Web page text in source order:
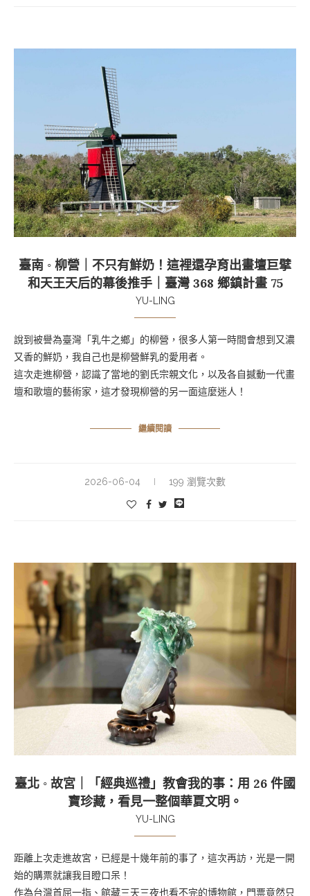
臺南 ◦ 柳營｜不只有鮮奶！這裡還孕育出畫壇巨擘
和天王天后的幕後推手｜臺灣 368 鄉鎮計畫 75
YU-LING
說到被譽為臺灣「乳牛之鄉」的柳營，很多人第一時間會想到又濃
又香的鮮奶，我自己也是柳營鮮乳的愛用者。
這次走進柳營，認識了當地的劉氏宗親文化，以及各自撼動一代畫
壇和歌壇的藝術家，這才發現柳營的另一面這麼迷人！
繼續閱讀
2026-06-04 199 瀏覽次數
臺北 ◦ 故宮｜「經典巡禮」教會我的事：用 26 件國
寶珍藏，看見一整個華夏文明。
YU-LING
距離上次走進故宮，已經是十幾年前的事了，這次再訪，光是一開
始的購票就讓我目瞪口呆！
作為台灣首屈一指、館藏三天三夜也看不完的博物館，門票竟然只